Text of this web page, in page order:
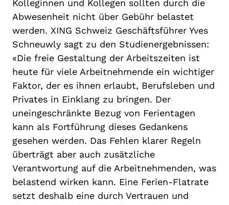
Kolleginnen und Kollegen sollten durch die
Abwesenheit nicht über Gebühr belastet
werden. XING Schweiz Geschäftsführer Yves
Schneuwly sagt zu den Studienergebnissen:
«Die freie Gestaltung der Arbeitszeiten ist
heute für viele Arbeitnehmende ein wichtiger
Faktor, der es ihnen erlaubt, Berufsleben und
Privates in Einklang zu bringen. Der
uneingeschränkte Bezug von Ferientagen
kann als Fortführung dieses Gedankens
gesehen werden. Das Fehlen klarer Regeln
überträgt aber auch zusätzliche
Verantwortung auf die Arbeitnehmenden, was
belastend wirken kann. Eine Ferien-Flatrate
setzt deshalb eine durch Vertrauen und